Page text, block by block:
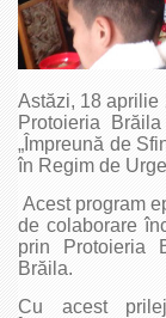
Astăzi, 18 aprilie
Protoieria
„Împreună de
în Regim de
Acest program
de colaborare
prin Protoieria
Brăila.
Cu acest